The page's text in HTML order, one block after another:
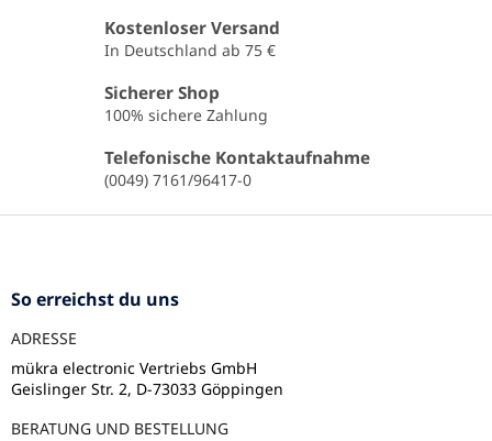
e
u
e
e
l
e
m
e
n
i
s
t
Kostenloser Versand
In Deutschland ab 75 €
Sicherer Shop
100% sichere Zahlung
Telefonische Kontaktaufnahme
(0049) 7161/96417-0
F
So erreichst du uns
ADRESSE
mükra electronic Vertriebs GmbH
Geislinger Str. 2, D-73033 Göppingen
BERATUNG UND BESTELLUNG